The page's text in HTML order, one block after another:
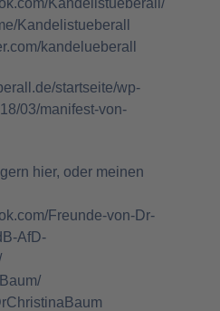
Kandelistueberall/
Kandelistueberall
kandelueberall
startseite/wp-
03/manifest-von-
hier, oder meinen
Freunde-von-Dr-
AfD-